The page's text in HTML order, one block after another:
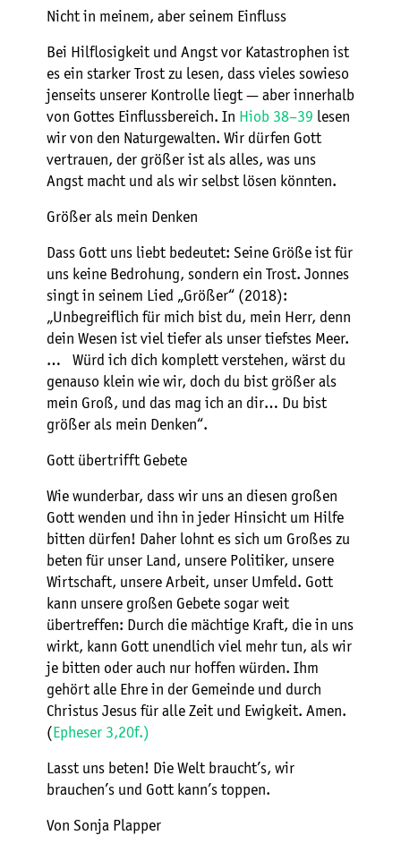
Nicht in meinem, aber seinem Einfluss
Bei Hilflosigkeit und Angst vor Katastrophen ist
es ein starker Trost zu lesen, dass vieles sowieso
jenseits unserer Kontrolle liegt — aber innerhalb
von Gottes Einflussbereich. In Hiob 38–39 lesen
wir von den Naturgewalten. Wir dürfen Gott
vertrauen, der größer ist als alles, was uns
Angst macht und als wir selbst lösen könnten.
Größer als mein Denken
Dass Gott uns liebt bedeutet: Seine Größe ist für
uns keine Bedrohung, sondern ein Trost. Jonnes
singt in seinem Lied „Größer“ (2018):
„Unbegreiflich für mich bist du, mein Herr, denn
dein Wesen ist viel tiefer als unser tiefstes Meer.
… Würd ich dich komplett verstehen, wärst du
genauso klein wie wir, doch du bist größer als
mein Groß, und das mag ich an dir… Du bist
größer als mein Denken“.
Gott übertrifft Gebete
Wie wunderbar, dass wir uns an diesen großen
Gott wenden und ihn in jeder Hinsicht um Hilfe
bitten dürfen! Daher lohnt es sich um Großes zu
beten für unser Land, unsere Politiker, unsere
Wirtschaft, unsere Arbeit, unser Umfeld. Gott
kann unsere großen Gebete sogar weit
übertreffen: Durch die mächtige Kraft, die in uns
wirkt, kann Gott unendlich viel mehr tun, als wir
je bitten oder auch nur hoffen würden. Ihm
gehört alle Ehre in der Gemeinde und durch
Christus Jesus für alle Zeit und Ewigkeit. Amen.
( Epheser 3,20f.)
Lasst uns beten! Die Welt braucht’s, wir
brauchen’s und Gott kann’s toppen.
Von Sonja Plapper